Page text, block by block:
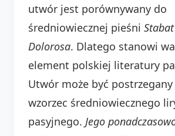
utwór jest porównywany do
średniowiecznej pieśni
Dolorosa. Dlatego stanowi
element polskiej literatury
Utwór może być
wzorzec średniowiecznego
pasyjnego. Jego